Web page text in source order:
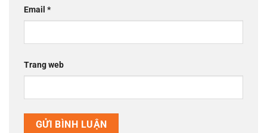
Email *
Trang web